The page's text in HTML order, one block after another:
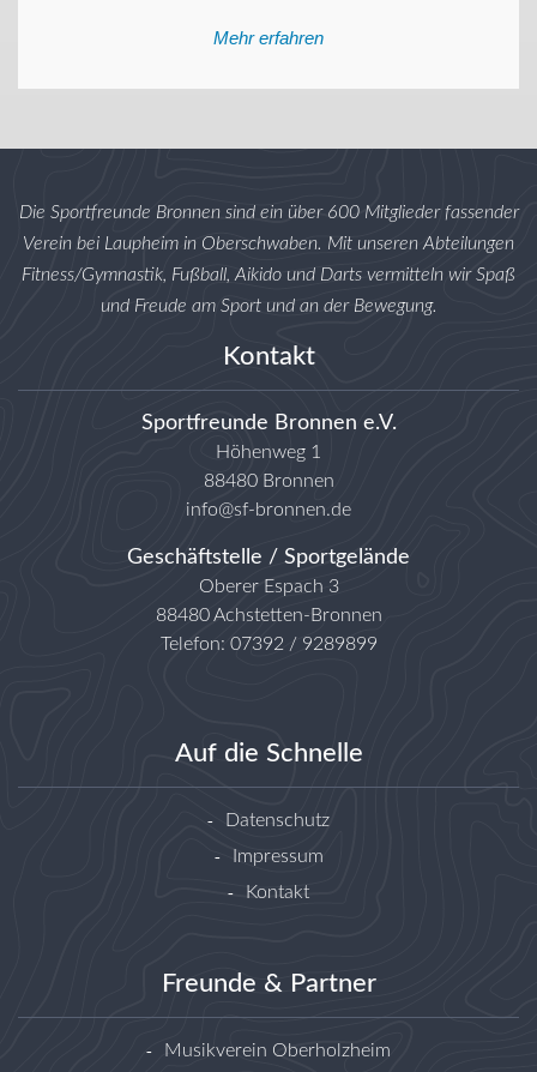
Mehr erfahren
Die Sportfreunde Bronnen sind ein über 600 Mitglieder fassender
Verein bei Laupheim in Oberschwaben. Mit unseren Abteilungen
Fitness/Gymnastik, Fußball, Aikido und Darts vermitteln wir Spaß
und Freude am Sport und an der Bewegung.
Kontakt
Sportfreunde Bronnen e.V.
Höhenweg 1
88480 Bronnen
info@sf-bronnen.de
Geschäftstelle / Sportgelände
Oberer Espach 3
88480 Achstetten-Bronnen
Telefon: 07392 / 9289899
Auf die Schnelle
Datenschutz
Impressum
Kontakt
Freunde & Partner
Musikverein Oberholzheim